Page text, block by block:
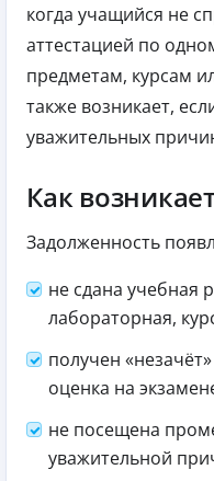
когда учащийся не
аттестацией по
предметам, курсам
также возникает,
уважительных
Как
Задолженность
не сдана учебная
лабораторная,
получен
оценка на
не посещена
уважительной